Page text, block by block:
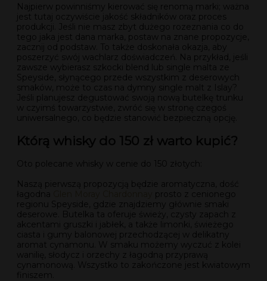
Najpierw powinniśmy kierować się renomą marki; ważna
jest tutaj oczywiście jakość składników oraz proces
produkcji. Jeśli nie masz zbyt dużego rozeznania co do
tego jaka jest dana marka, postaw na znane propozycje,
zacznij od podstaw. To także doskonała okazja, aby
poszerzyć swój wachlarz doświadczeń. Na przykład, jeśli
zawsze wybierasz szkocki blend lub single malta ze
Speyside, słynącego przede wszystkim z deserowych
smaków, może to czas na dymny single malt z Islay?
Jeśli planujesz degustować swoją nową butelkę trunku
w czyimś towarzystwie, zwróć się w stronę czegoś
uniwersalnego, co będzie stanowić bezpieczną opcję.
Którą whisky do 150 zł warto kupić?
Oto polecane whisky w cenie do 150 złotych:
Naszą pierwszą propozycją będzie aromatyczna, dość
łagodna
prosto z cenionego
regionu Speyside, gdzie znajdziemy głównie smaki
deserowe. Butelka ta oferuje świeży, czysty zapach z
akcentami gruszki i jabłek, a także limonki, świeżego
ciasta i gumy balonowej przechodzącej w delikatny
aromat cynamonu. W smaku możemy wyczuć z kolei
wanilię, słodycz i orzechy z łagodną przyprawą
cynamonową. Wszystko to zakończone jest kwiatowym
finiszem.